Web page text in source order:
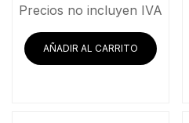
Precios no incluyen IVA
AÑADIR AL CARRITO